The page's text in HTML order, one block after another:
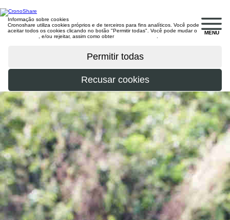
MENU
Informação sobre cookies
Cronoshare utiliza cookies próprios e de terceiros para fins analíticos. Você pode
aceitar todos os cookies clicando no botão "Permitir todas". Você pode mudar o
, e/ou rejeitar, assim como obter